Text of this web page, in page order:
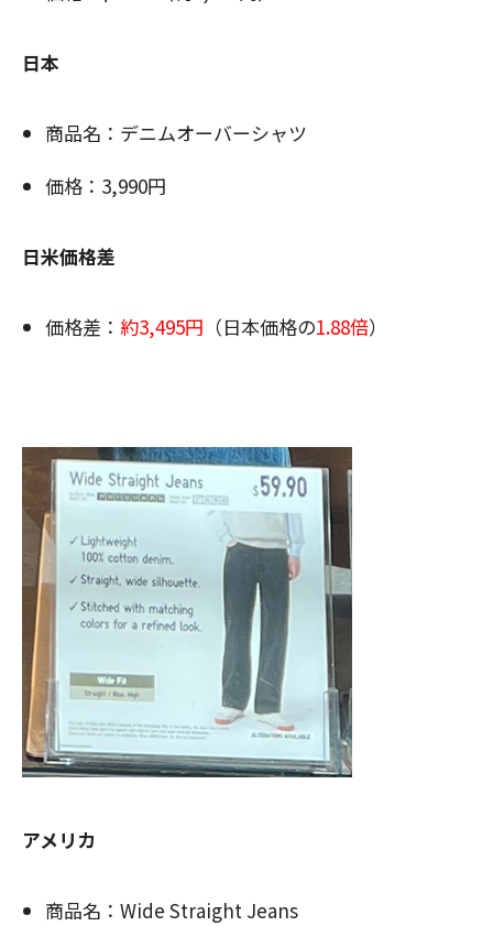
日本
商品名：デニムオーバーシャツ
価格：3,990円
日米価格差
価格差： 約3,495円 （日本価格の1.88倍）
アメリカ
商品名：Wide Straight Jeans